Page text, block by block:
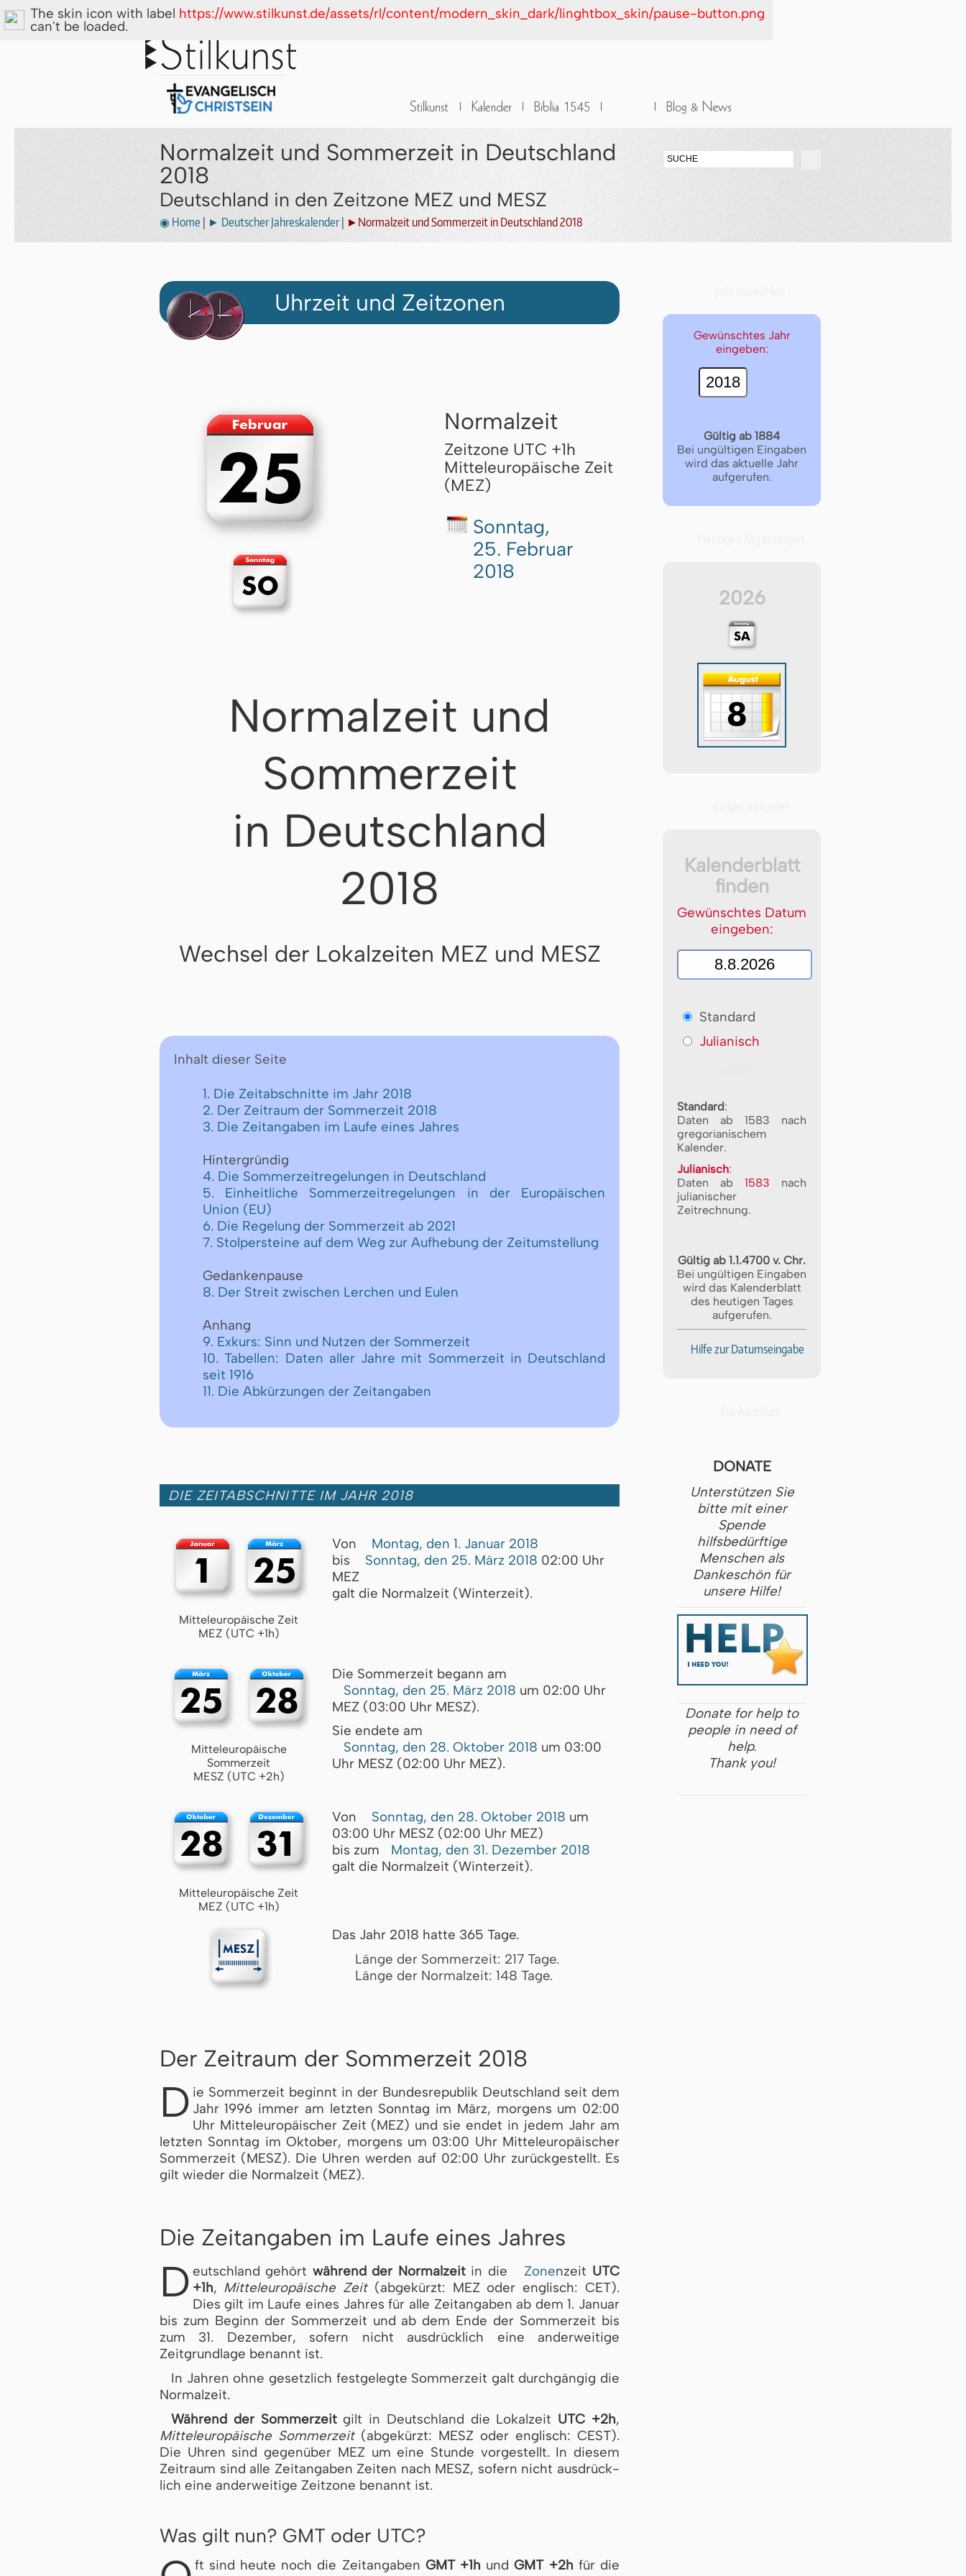
Normalzeit und Sommerzeit in Deutschland
2018
Deutschland in den Zeitzone MEZ und MESZ
◉ Home ► Deutscher Jahreskalender| ►Normalzeit und Sommerzeit in Deutschland 2018
Uhrzeit und Zeitzonen
Normalzeit
Zeitzone UTC +1h
Mitteleuropäische Zeit
(MEZ)
Sonntag,
25. Februar
2018
Normalzeit und
Sommerzeit
in Deutschland
2018
Wechsel der Lokalzeiten MEZ und MESZ
Inhalt dieser Seite
1. Die Zeitabschnitte im Jahr 2018
2. Der Zeitraum der Sommerzeit 2018
3. Die Zeitangaben im Laufe eines Jahres
Hintergründig
4. Die Sommerzeitregelungen in Deutschland
5. Einheitliche Sommerzeitregelungen in der Europäischen
Union (EU)
6. Die Regelung der Sommerzeit ab 2021
7. Stolpersteine auf dem Weg zur Aufhebung der Zeitumstellung
Gedankenpause
8. Der Streit zwischen Lerchen und Eulen
Anhang
9. Exkurs: Sinn und Nutzen der Sommerzeit
10. Tabellen: Daten aller Jahre mit Sommerzeit in Deutschland
seit 1916
11. Die Abkürzungen der Zeitangaben
DIE ZEITABSCHNITTE IM JAHR 2018
Mitteleuropäische Zeit
MEZ (UTC +1h)
Von
Montag, den 1. Januar 2018
bis
Sonntag, den 25. März 2018 02:00 Uhr
MEZ
galt die Normalzeit (Winterzeit).
Mitteleuropäische
Sommerzeit
MESZ (UTC +2h)
Die Sommerzeit begann am
Sonntag, den 25. März 2018 um 02:00 Uhr
MEZ (03:00 Uhr MESZ).
Sie endete am
Sonntag, den 28. Oktober 2018 um 03:00
Uhr MESZ (02:00 Uhr MEZ).
Mitteleuropäische Zeit
MEZ (UTC +1h)
Von Sonntag, den 28. Oktober 2018 um
03:00 Uhr MESZ (02:00 Uhr MEZ)
bis zum
Montag, den 31. Dezember 2018
galt die Normalzeit (Winterzeit).
Das Jahr 2018 hatte 365 Tage.
Länge der Sommerzeit: 217 Tage.
Länge der Normalzeit: 148 Tage.
Der Zeitraum der Sommerzeit 2018
D ie Som­mer­zeit beginnt in der Bundesrepublik Deutschland seit dem
Jahr 1996 immer am letz­ten Sonntag im März, morgens um 02:00
Uhr Mit­tel­eu­ro­pä­i­scher Zeit (MEZ) und sie endet in jedem Jahr am
letzten Sonntag im Oktober, morgens um 03:00 Uhr Mit­tel­eu­ro­pä­i­scher
Som­mer­zeit (MESZ). Die Uhren wer­den auf 02:00 Uhr zu­rück­ge­stellt. Es
gilt wieder die Normalzeit (MEZ).
Die Zeitangaben im Laufe eines Jahres
D eutschland gehört während der Normalzeitin die Zonenzeit UTC
+1h, Mit­tel­eu­ro­pä­i­sche Zeit(abgekürzt: MEZ oder englisch: CET).
Dies gilt im Laufe ei­nes Jah­res für alle Zeitangaben ab dem 1. Januar
bis zum Beginn der Som­mer­zeit und ab dem Ende der Som­mer­zeit bis
zum 31. Dezember, sofern nicht ausdrücklich eine anderweitige
Zeitgrundlage benannt ist.
In Jahren ohne gesetzlich festgelegte Sommerzeit galt durchgängig die
Normalzeit.
Während der Som­mer­zeitgilt in Deutschland die Lokalzeit UTC +2h,
Mitteleuropäische Som­mer­zeit(abgekürzt: MESZ oder englisch: CEST).
Die Uhren sind gegenüber MEZ um eine Stun­de vor­ge­stellt. In diesem
Zeitraum sind alle Zeit­an­ga­ben Zeiten nach MESZ, so­fern nicht aus­drück­
lich eine anderweitige Zeitzone be­nannt ist.
Was gilt nun? GMT oder UTC?
ft sind heute noch die Zeitangaben GMT +1h undGMT +2h für die
Gewünschtes Jahr
eingeben:
Gültig ab 1884
Bei ungültigen Eingaben
wird das aktuelle Jahr
aufgerufen.
2026
Kalenderblatt
finden
Gewünschtes Datum
eingeben:
Standard
Julianisch
Standard:
Daten ab 1583 nach
gregorianischem
Kalender.
Julianisch:
Daten ab 1583 nach
julianischer
Zeitrechnung.
Gültig ab 1.1.4700 v. Chr.
Bei ungültigen Eingaben
wird das Kalenderblatt
des heutigen Tages
aufgerufen.
Hilfe zur Datumseingabe
DONATE
Unterstützen Sie
bitte mit einer
Spende
hilfsbedürftige
Menschen als
Dankeschön für
unsere Hilfe!
Donate for help to
people in need of
help.
Thank you!
The skin icon with label https://www.stilkunst.de/assets/rl/content/modern_skin_dark/linghtbox_skin/pause-button.png
can't be loaded.